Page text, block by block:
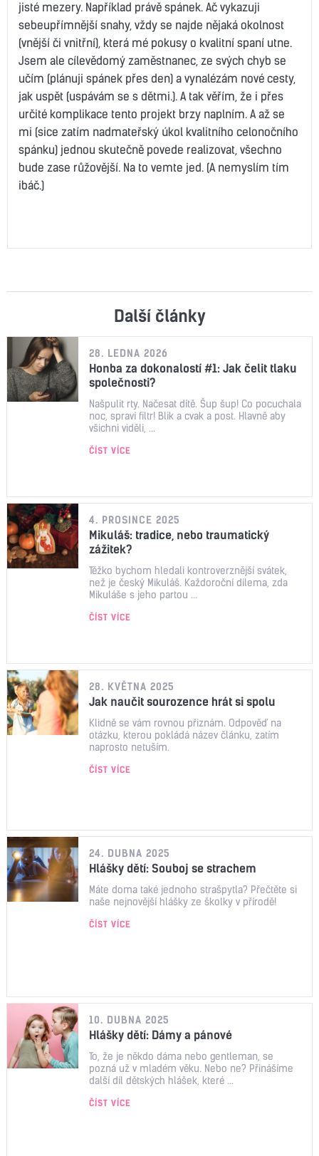
jisté mezery. Například právě spánek. Ač vykazuji
sebeupřímnější snahy, vždy se najde nějaká okolnost
(vnější či vnitřní), která mé pokusy o kvalitní spaní utne.
Jsem ale cílevědomý zaměstnanec, ze svých chyb se
učím (plánuji spánek přes den) a vynalézám nové cesty,
jak uspět (uspávám se s dětmi.). A tak věřím, že i přes
určité komplikace tento projekt brzy naplním. A až se
mi (sice zatím nadmateřský úkol kvalitního celonočního
spánku) jednou skutečně povede realizovat, všechno
bude zase růžovější. Na to vemte jed. (A nemyslím tím
ibáč.)
Další články
28. LEDNA 2026
Honba za dokonalostí #1: Jak čelit tlaku
společnosti?
Našpulit rty. Načesat dítě. Šup šup! Co pocuchala
noc, spraví filtr! Blik a cvak a post. Hlavně aby
všichni viděli, ...
ČÍST VÍCE
4. PROSINCE 2025
Mikuláš: tradice, nebo traumatický
zážitek?
Těžko bychom hledali kontroverznější svátek,
než je český Mikuláš. Každoroční dilema, zda
Mikuláše s jeho partou ...
ČÍST VÍCE
28. KVĚTNA 2025
Jak naučit sourozence hrát si spolu
Klidně se vám rovnou přiznám. Odpověď na
otázku, kterou pokládá název článku, zatím
naprosto netuším.
ČÍST VÍCE
24. DUBNA 2025
Hlášky dětí: Souboj se strachem
Máte doma také jednoho strašpytla? Přečtěte si
naše nejnovější hlášky ze školky v přírodě!
ČÍST VÍCE
10. DUBNA 2025
Hlášky dětí: Dámy a pánové
To, že je někdo dáma nebo gentleman, se
pozná už v mladém věku. Nebo ne? Přinášíme
další díl dětských hlášek, které ...
ČÍST VÍCE